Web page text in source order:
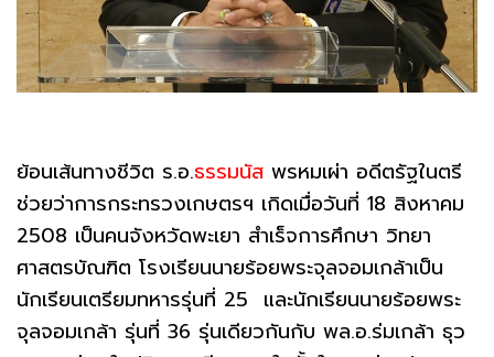
ย้อนเส้นทางชีวิต ร.อ.ธรรมนัส พรหมเผ่า อดีตรัฐในตรี
ช่วยว่าการกระทรวงเกษตรฯ เกิดเมื่อวันที่ 18 สิงหาคม
2508 เป็นคนจังหวัดพะเยา สำเร็จการศึกษา วิทยา
ศาสตรบัณฑิต โรงเรียนนายร้อยพระจุลจอมเกล้าเป็น
นักเรียนเตรียมทหารรุ่นที่ 25 และนักเรียนนายร้อยพระ
จุลจอมเกล้า รุ่นที่ 36 รุ่นเดียวกันกับ พล.อ.ร่มเกล้า ธุว